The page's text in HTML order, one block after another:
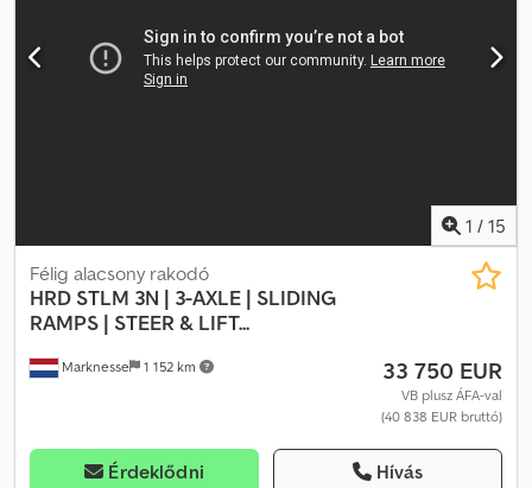
Engedélyezve 2027.03-ig. = További információ = További
információért forduljon az ATS Norway céghez.
1 / 15
Marknesse 1 152 km
Félig alacsony rakodó
HRD STLM 3N | 3-AXLE | SLIDING
RAMPS | STEER & LIFT...
33 750 EUR
VB plusz ÁFA-val
(40 838 EUR bruttó)
Érdeklődni Hívás